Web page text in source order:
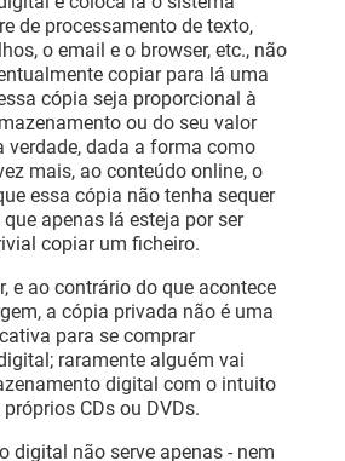
de processamento de texto,
o email e o browser, etc., não
copiar para lá uma
cópia seja proporcional à
ou do seu valor
verdade, dada a forma como
mais, ao conteúdo online, o
essa cópia não tenha sequer
apenas lá esteja por ser
copiar um ficheiro.
e ao contrário do que acontece
a cópia privada não é uma
para se comprar
raramente alguém vai
digital com o intuito
CDs ou DVDs.
digital não serve apenas - nem